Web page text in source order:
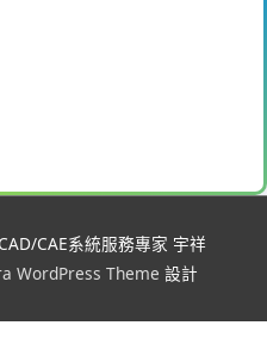
CAE系統服務專家 宇祥
WordPress Theme 設計